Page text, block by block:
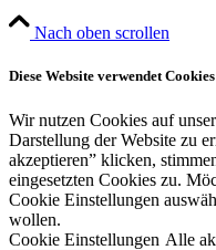
Nach oben scrollen
Diese Website verwendet Cookies
Wir nutzen Cookies auf
Darstellung der Website zu
akzeptieren” klicken,
eingesetzten Cookies zu.
Cookie Einstellungen
wollen.
Cookie Einstellungen Alle